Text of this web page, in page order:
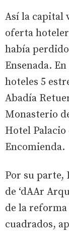
Así la capital
oferta
había
Ensenada.
hoteles 5
Abadía
Monasterio
Hotel Palacio
Encomienda.
Por su parte,
de ‘dAAr
de la
cuadrados,